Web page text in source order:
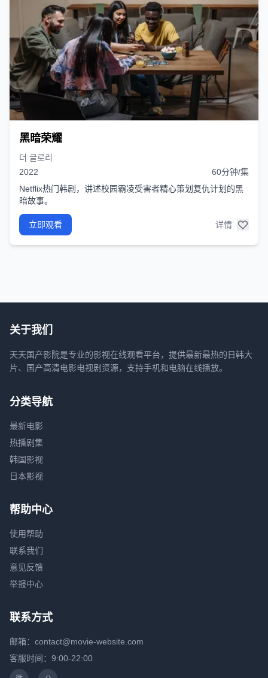
黑暗荣耀
더 글로리
2022
60分钟/集
Netflix热门韩剧，讲述校园霸凌受害者精心策划复仇计划的黑
暗故事。
立即观看 详情
关于我们
天天国产影院是专业的影视在线观看平台，提供最新最热的日韩大
片、国产高清电影电视剧资源，支持手机和电脑在线播放。
分类导航
最新电影
热播剧集
韩国影视
日本影视
帮助中心
使用帮助
联系我们
意见反馈
举报中心
联系方式
邮箱：contact@movie-website.com
客服时间：9:00-22:00